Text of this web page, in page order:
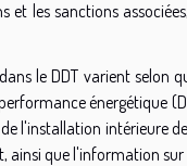
et les sanctions
le DDT varient selon
énergétique
l'installation intérieure
ainsi que l'information sur